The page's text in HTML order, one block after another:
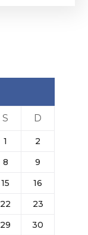
S D
1
2
8
9
15
16
22
23
29
30